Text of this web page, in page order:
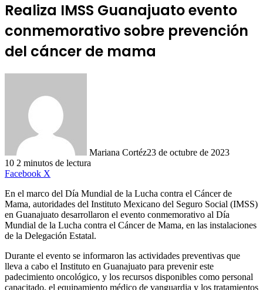
Realiza IMSS Guanajuato evento
conmemorativo sobre prevención
del cáncer de mama
Mariana Cortéz23 de octubre de 2023
10 2 minutos de lectura
Facebook X
En el marco del Día Mundial de la Lucha contra el Cáncer de
Mama, autoridades del Instituto Mexicano del Seguro Social (IMSS)
en Guanajuato desarrollaron el evento conmemorativo al Día
Mundial de la Lucha contra el Cáncer de Mama, en las instalaciones
de la Delegación Estatal.
Durante el evento se informaron las actividades preventivas que
lleva a cabo el Instituto en Guanajuato para prevenir este
padecimiento oncológico, y los recursos disponibles como personal
capacitado, el equipamiento médico de vanguardia y los tratamientos